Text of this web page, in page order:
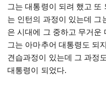
그는 대통령이 되려 했고 또
는 인턴의 과정이 있는데 그
은 시대에 그 중하고 무거운
그는 아마추어 대통령도 되
견습과정이 있는데 그 과정
대통령이 되었다.